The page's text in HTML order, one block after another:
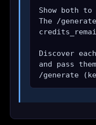
Show both
The /
Discover
and pass
/generate